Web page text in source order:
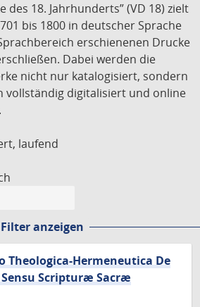
des 18. Jahrhunderts” (VD 18) zielt
bis 1800 in deutscher Sprache
erschienenen Drucke
Dabei werden die
nicht nur katalogisiert, sondern
vollständig digitalisiert und online
laufend
Filter anzeigen
Theologica-Hermeneutica De
Sensu Scripturæ Sacræ